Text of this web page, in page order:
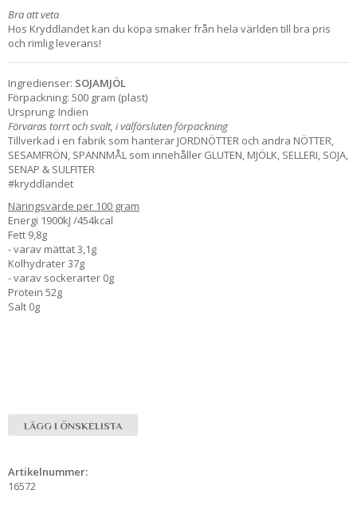
Bra att veta
Hos Kryddlandet kan du köpa smaker från hela världen till bra pris
och rimlig leverans!
Ingredienser: SOJAMJÖL
Förpackning: 500 gram (plast)
Ursprung: Indien
Förvaras torrt och svalt, i välförsluten förpackning
Tillverkad i en fabrik som hanterar JORDNÖTTER och andra NÖTTER,
SESAMFRÖN, SPANNMÅL som innehåller GLUTEN, MJÖLK, SELLERI, SOJA,
SENAP & SULFITER
#kryddlandet
Näringsvärde per 100 gram
Energi 1900kJ /454kcal
Fett 9,8g
- varav mättat 3,1g
Kolhydrater 37g
- varav sockerarter 0g
Protein 52g
Salt 0g
LÄGG I ÖNSKELISTA
Artikelnummer:
16572